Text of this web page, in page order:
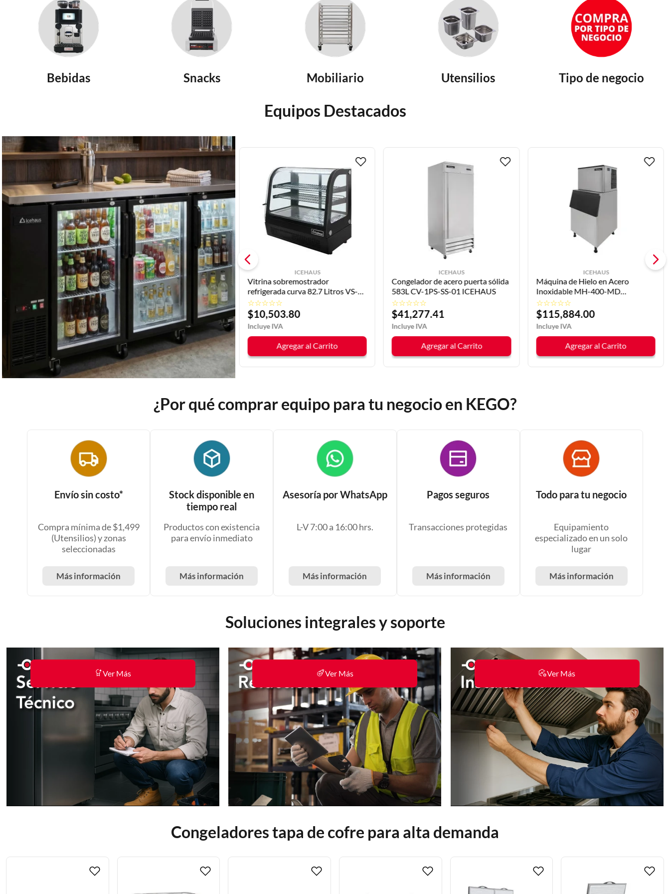
Bebidas Snacks Mobiliario Utensilios Tipo de negocio
Equipos Destacados
ICEHAUS
Vitrina sobremostrador
refrigerada curva 82.7 Litros VS-
68-C ICEHAUS
☆☆☆☆☆
$10,503.80
Agregar al Carrito
ICEHAUS
Congelador de acero puerta sólida
583L CV-1PS-SS-01 ICEHAUS
☆☆☆☆☆
$41,277.41
Agregar al Carrito
ICEHAUS
Máquina de Hielo en Acero
Inoxidable MH-400-MD
ICEHAUS
☆☆☆☆☆
$115,884.00
Agregar al Carrito
¿Por qué comprar equipo para tu negocio en KEGO?
Envío sin costo*
Compra mínima de $1,499
(Utensilios) y zonas
seleccionadas
Más información
Stock disponible en
tiempo real
Productos con existencia
para envío inmediato
Más información
Asesoría por WhatsApp
L-V 7:00 a 16:00 hrs.
Más información
Pagos seguros
Transacciones protegidas
Más información
Todo para tu negocio
Equipamiento
especializado en un solo
lugar
Más información
Soluciones integrales y soporte
Ver Más Ver Más Ver Más
Congeladores tapa de cofre para alta demanda